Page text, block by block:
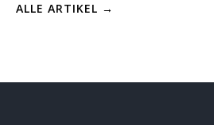
ALLE ARTIKEL →